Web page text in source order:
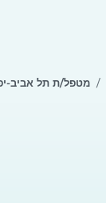
מטפל/ת תל אביב-